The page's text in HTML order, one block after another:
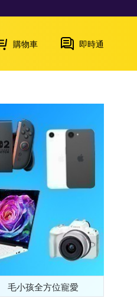
購物車 即時通
毛小孩全方位寵愛